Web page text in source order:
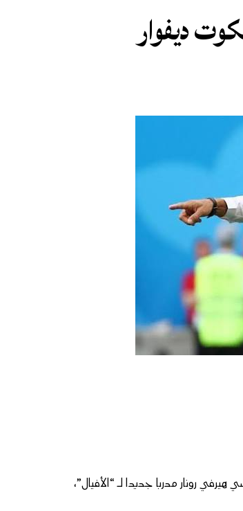
ديفوار
هيرفي رونار مدربا جديدا لـ “الأفيال”،